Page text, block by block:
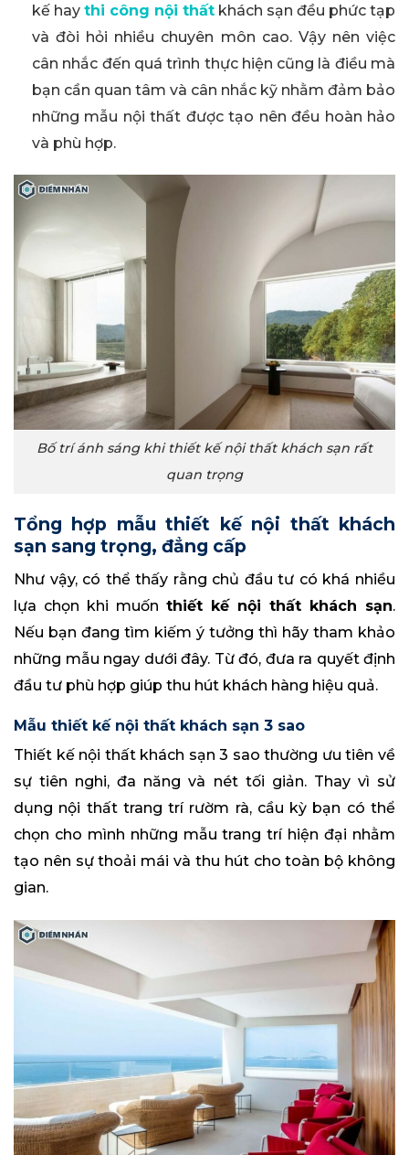
kế hay thi công nội thất khách sạn đều phức tạp
và đòi hỏi nhiều chuyên môn cao. Vậy nên việc
cân nhắc đến quá trình thực hiện cũng là điều mà
bạn cần quan tâm và cân nhắc kỹ nhằm đảm bảo
những mẫu nội thất được tạo nên đều hoàn hảo
và phù hợp.
Bố trí ánh sáng khi thiết kế nội thất khách sạn rất
quan trọng
Tổng hợp mẫu thiết kế nội thất khách
sạn sang trọng, đẳng cấp
Như vậy, có thể thấy rằng chủ đầu tư có khá nhiều
lựa chọn khi muốn thiết kế nội thất khách sạn.
Nếu bạn đang tìm kiếm ý tưởng thì hãy tham khảo
những mẫu ngay dưới đây. Từ đó, đưa ra quyết định
đầu tư phù hợp giúp thu hút khách hàng hiệu quả.
Mẫu thiết kế nội thất khách sạn 3 sao
Thiết kế nội thất khách sạn 3 sao thường ưu tiên về
sự tiên nghi, đa năng và nét tối giản. Thay vì sử
dụng nội thất trang trí rườm rà, cầu kỳ bạn có thể
chọn cho mình những mẫu trang trí hiện đại nhằm
tạo nên sự thoải mái và thu hút cho toàn bộ không
gian.